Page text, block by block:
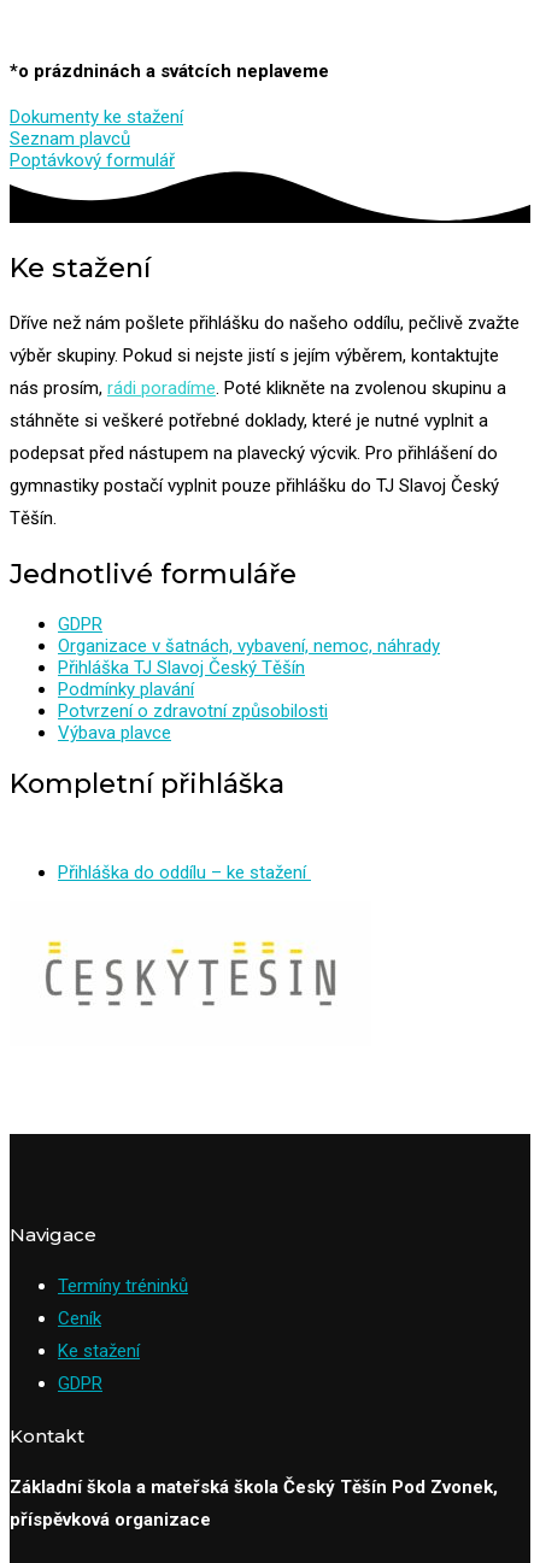
*o prázdninách a svátcích neplaveme
Dokumenty ke stažení
Seznam plavců
Poptávkový formulář
Ke stažení
Dříve než nám pošlete přihlášku do našeho oddílu, pečlivě zvažte
výběr skupiny. Pokud si nejste jistí s jejím výběrem, kontaktujte
nás prosím, rádi poradíme . Poté klikněte na zvolenou skupinu a
stáhněte si veškeré potřebné doklady, které je nutné vyplnit a
podepsat před nástupem na plavecký výcvik. Pro přihlášení do
gymnastiky postačí vyplnit pouze přihlášku do TJ Slavoj Český
Těšín.
Jednotlivé formuláře
GDPR
Organizace v šatnách, vybavení, nemoc, náhrady
Přihláška TJ Slavoj Český Těšín
Podmínky plavání
Potvrzení o zdravotní způsobilosti
Výbava plavce
Kompletní přihláška
Přihláška do oddílu – ke stažení
Navigace
Termíny tréninků
Ceník
Ke stažení
GDPR
Kontakt
Základní škola a mateřská škola Český Těšín Pod Zvonek,
příspěvková organizace